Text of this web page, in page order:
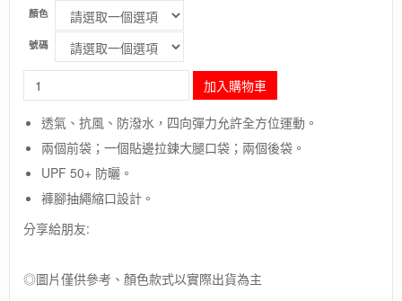
顏色
號碼
毛
美
國
【Outdoor
Men's
Ferrosi
Pants/
透
加入購物車
透氣、抗風、防潑水，四向彈力允許全方位運動。
兩個前袋；一個貼邊拉鍊大腿口袋；兩個後袋。
UPF 50+ 防曬。
褲腳抽繩縮口設計。
分享給朋友:
◎圖片僅供參考、顏色款式以實際出貨為主